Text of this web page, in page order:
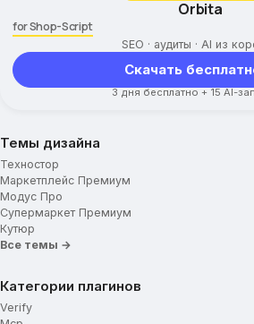
Картинки для категорий
Отображение подкатегорий
Ограничение высоты описания
Вид постраничной навигации
Мини-карточка товара
Карточка товара
Укажите ключ Google Captcha
Блок доставки
Навигационные ссылки меню
Orbita
for Shop-Script
SEO · аудиты · AI из
Скачать
3 дня бесплатно + 15 AI-
Темы дизайна
Техностор
Маркетплейс Премиум
Модус Про
Супермаркет Премиум
Кутюр
Все темы →
Категории плагинов
Verify